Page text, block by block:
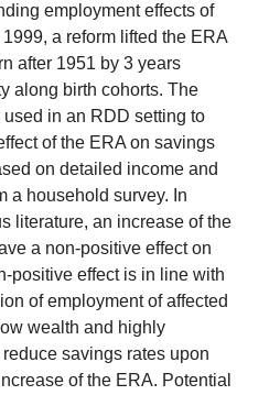
employment effects of
a reform lifted the ERA
after 1951 by 3 years
along birth cohorts. The
in an RDD setting to
of the ERA on savings
on detailed income and
a household survey. In
literature, an increase of the
a non-positive effect on
positive effect is in line with
of employment of affected
wealth and highly
savings rates upon
of the ERA. Potential